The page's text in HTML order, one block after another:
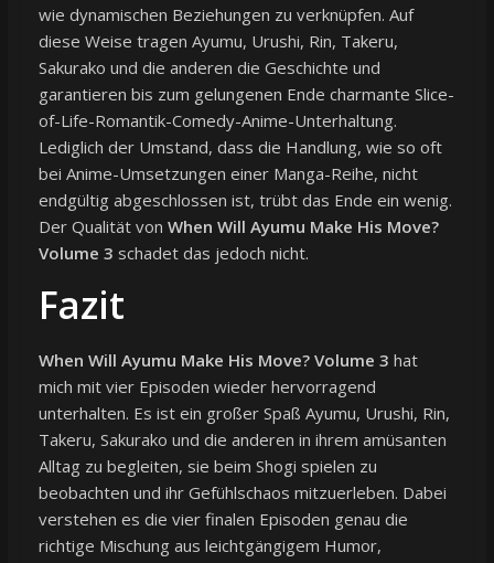
wie dynamischen Beziehungen zu verknüpfen. Auf
diese Weise tragen Ayumu, Urushi, Rin, Takeru,
Sakurako und die anderen die Geschichte und
garantieren bis zum gelungenen Ende charmante Slice-
of-Life-Romantik-Comedy-Anime-Unterhaltung.
Lediglich der Umstand, dass die Handlung, wie so oft
bei Anime-Umsetzungen einer Manga-Reihe, nicht
endgültig abgeschlossen ist, trübt das Ende ein wenig.
Der Qualität von When Will Ayumu Make His Move?
Volume 3 schadet das jedoch nicht.
Fazit
When Will Ayumu Make His Move? Volume 3 hat
mich mit vier Episoden wieder hervorragend
unterhalten. Es ist ein großer Spaß Ayumu, Urushi, Rin,
Takeru, Sakurako und die anderen in ihrem amüsanten
Alltag zu begleiten, sie beim Shogi spielen zu
beobachten und ihr Gefühlschaos mitzuerleben. Dabei
verstehen es die vier finalen Episoden genau die
richtige Mischung aus leichtgängigem Humor,